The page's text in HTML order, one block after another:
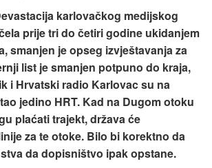
karlovačkog medijskog
prije tri do četiri godine ukidanjem
smanjen je opseg izvještavanja za
list je smanjen potpuno do kraja,
i Hrvatski radio Karlovac su na
jedino HRT. Kad na Dugom otoku
plaćati trajekt, država će
za te otoke. Bilo bi korektno da
da dopisništvo ipak opstane.